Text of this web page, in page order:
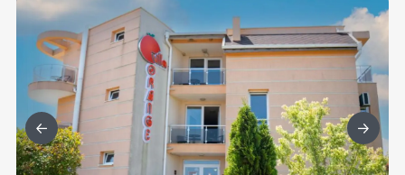
Чужбина
Празници
Турция
Гърция